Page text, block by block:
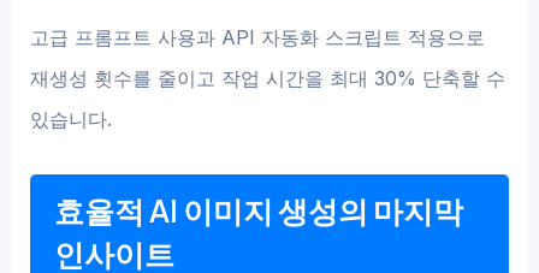
고급 프롬프트 사용과 API 자동화 스크립트 적용으로
재생성 횟수를 줄이고 작업 시간을 최대 30% 단축할 수
있습니다.
효율적 AI 이미지 생성의 마지막
인사이트